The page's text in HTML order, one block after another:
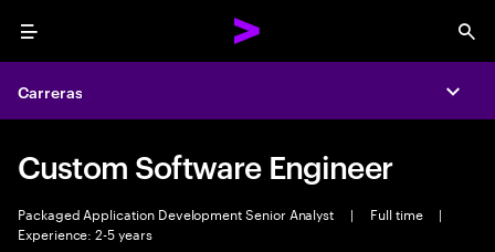
Menu
Carreras
Custom Software Engineer
Packaged Application Development Senior Analyst | Full time
|
Experience: 2-5 years